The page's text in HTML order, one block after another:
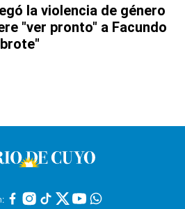
la violencia de género
"ver pronto" a Facundo